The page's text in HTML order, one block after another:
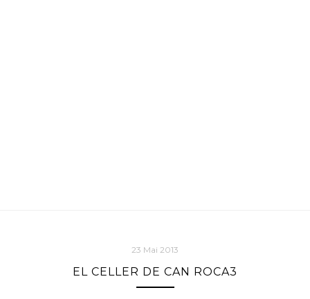
23 Mai 2013
EL CELLER DE CAN ROCA3